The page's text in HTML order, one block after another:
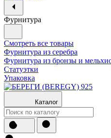
Фурнитура
Смотреть все товары
Фурнитура из серебра
Фурнитура из бронзы и
Статуэтки
Упаковка
Каталог